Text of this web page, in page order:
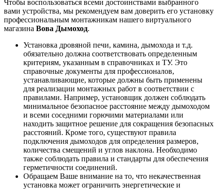
Чтобы воспользоваться всеми достоинствами выбранного
вами устройства, мы рекомендуем вам доверить его установку
профессиональным монтажникам нашего виртуального
магазина Вова Дымоход.
Установка дровяной печи, камина, дымохода и т.д.
обязательно должна соответствовать определенным
критериям, указанным в справочниках и ТУ. Это
справочные документы для профессионалов,
устанавливающие, которые должны быть применены
для реализации монтажных работ в соответствии с
правилами. Например, установщик должен соблюдать
минимальное безопасное расстояние между дымоходом
и всеми соседними горючими материалами или
находить защитное решение для сокращения безопасных
расстояний. Кроме того, существуют правила
подключения дымоходов для определения размеров,
количества смещений и углов наклона. Необходимо
также соблюдать правила и стандарты для обеспечения
герметичности соединений.
Обращаем Ваше внимание на то, что некачественная
установка может ограничить энергетические и